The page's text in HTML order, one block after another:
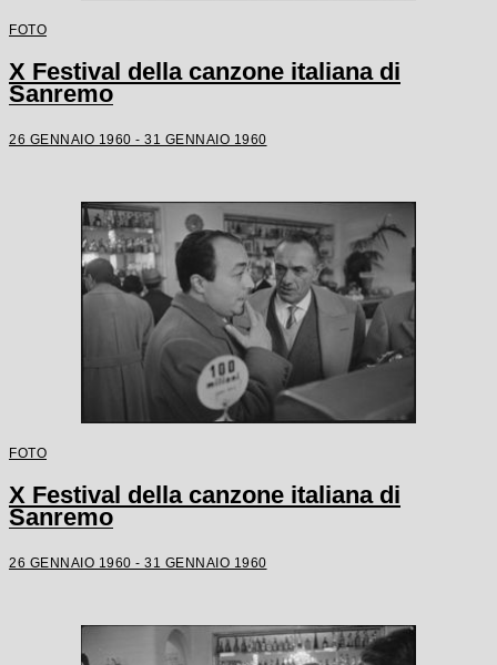
FOTO
X Festival della canzone italiana di
Sanremo
26 GENNAIO 1960 - 31 GENNAIO 1960
FOTO
X Festival della canzone italiana di
Sanremo
26 GENNAIO 1960 - 31 GENNAIO 1960